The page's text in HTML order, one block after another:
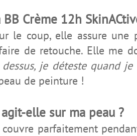
BB Crème 12h
le coup, elle assure une
de retouche. Elle me
je déteste quand
de peinture !
elle sur ma peau ?
parfaitement